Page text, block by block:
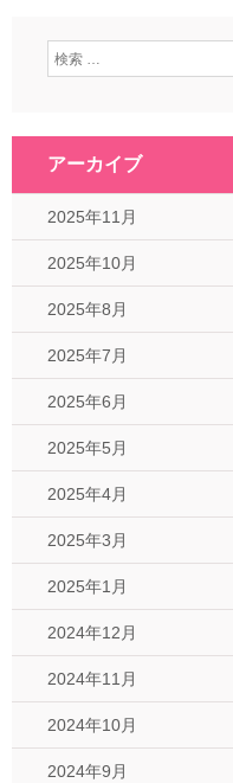
アーカイブ
2025年11月
2025年10月
2025年8月
2025年7月
2025年6月
2025年5月
2025年4月
2025年3月
2025年1月
2024年12月
2024年11月
2024年10月
2024年9月